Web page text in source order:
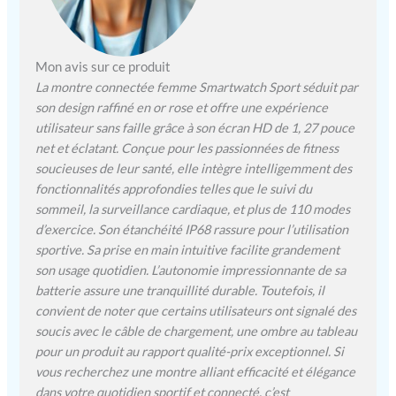
Multi - Mains &
Multifonctions】: Smart
montre diy. Montre
connecté a 360 * 360
pixels. Montre connecter
sont polyvalentes, telles
que les prévisions
météorologiques, le
contrôle de la musique / de
la photo, le mot de passe de
démarrage, le réglage de la
luminosité, etc. montre
femme connectée
supérieur, Android 5.0 ou
supérieur, prise en charge
de la version Bluetooth 5.2
【Montre Connectée
Mon avis sur ce produit
La montre connectée femme Smartwatch Sport séduit par
son design raffiné en or rose et offre une expérience
utilisateur sans faille grâce à son écran HD de 1, 27 pouce
net et éclatant. Conçue pour les passionnées de fitness
soucieuses de leur santé, elle intègre intelligemment des
fonctionnalités approfondies telles que le suivi du
sommeil, la surveillance cardiaque, et plus de 110 modes
d’exercice. Son étanchéité IP68 rassure pour l’utilisation
sportive. Sa prise en main intuitive facilite grandement
son usage quotidien. L’autonomie impressionnante de sa
batterie assure une tranquillité durable. Toutefois, il
convient de noter que certains utilisateurs ont signalé des
soucis avec le câble de chargement, une ombre au tableau
pour un produit au rapport qualité-prix exceptionnel. Si
vous recherchez une montre alliant efficacité et élégance
dans votre quotidien sportif et connecté, c’est